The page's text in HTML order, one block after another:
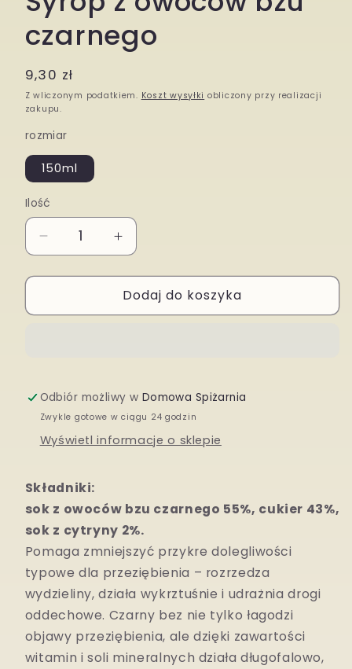
modalnym
czarnego
Cena
regularna
9,30 zł
Z wliczonym podatkiem. Koszt wysyłki obliczony przy realizacji
zakupu.
rozmiar
150ml
Ilość
Zmniejsz
ilość
bzu
czarnego
Zwiększ
ilość
dla
bzu
czarnego
Dodaj do koszyka
Odbiór możliwy w Domowa Spiżarnia
Zwykle gotowe w ciągu 24 godzin
Wyświetl informacje o sklepie
Składniki:
sok z owoców bzu czarnego 55%, cukier 43%,
sok z cytryny 2%.
Pomaga zmniejszyć przykre dolegliwości
typowe dla przeziębienia – rozrzedza
wydzieliny, działa wykrztuśnie i udrażnia drogi
oddechowe. Czarny bez nie tylko łagodzi
objawy przeziębienia, ale dzięki zawartości
witamin i soli mineralnych działa długofalowo,